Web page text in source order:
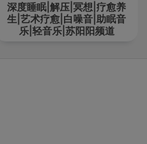
深度睡眠|解压|冥想|疗愈养
生|艺术疗愈|白噪音|助眠音
乐|轻音乐|苏阳阳频道